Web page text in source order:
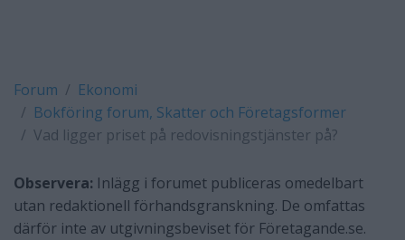
Forum
Ekonomi
Bokföring forum, Skatter och Företagsformer
Vad ligger priset på redovisningstjänster på?
Observera: Inlägg i forumet publiceras omedelbart
utan redaktionell förhandsgranskning. De omfattas
därför inte av utgivningsbeviset för Företagande.se.